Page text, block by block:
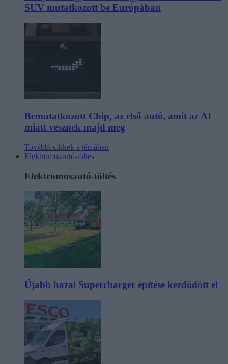
SUV mutatkozott be Európában
Bemutatkozott Chip, az első autó, amit az AI
miatt vesznek majd meg
További cikkek a témában
Elektromosautó-töltés
Elektromosautó-töltés
Újabb hazai Supercharger építése kezdődött el